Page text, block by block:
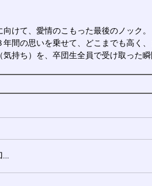
けて、愛情のこもった最後のノック。
間の思いを乗せて、どこまでも高く
気持ち）を、卒団生全員で受け取った瞬
…